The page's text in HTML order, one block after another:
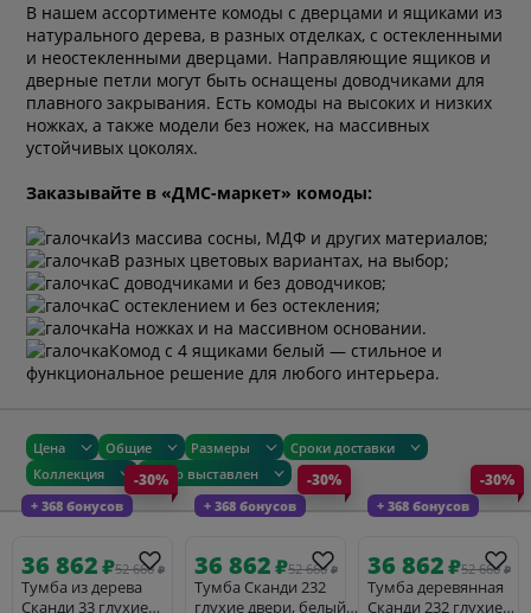
В нашем ассортименте комоды с дверцами и ящиками из
натурального дерева, в разных отделках, с остекленными
и неостекленными дверцами. Направляющие ящиков и
дверные петли могут быть оснащены доводчиками для
плавного закрывания. Есть комоды на высоких и низких
ножках, а также модели без ножек, на массивных
устойчивых цоколях.
Заказывайте в «ДМС-маркет» комоды:
Из массива сосны, МДФ и других материалов;
В разных цветовых вариантах, на выбор;
С доводчиками и без доводчиков;
С остеклением и без остекления;
На ножках и на массивном основании.
Комод с 4 ящиками белый — стильное и
функциональное решение для любого интерьера.
Цена Общие Размеры
Сроки доставки
Коллекция
Товар выставлен
+ 368 бонусов
-30%
36 862₽52 660 ₽
Тумба из дерева
Сканди 33 глухие
+ 368 бонусов
-30%
36 862₽52 660 ₽
Тумба Сканди 232
глухие двери, белый/
+ 368 бонусов
-30%
36 862₽52 660 ₽
Тумба деревянная
Сканди 232 глухие